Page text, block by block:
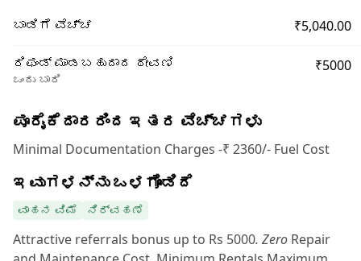
ಬಾಡಿಗೆ ವೆಚ್ಚ ₹5,040.00
ರಿಫಂಡ್ ಮಾಡಬಹುದಾದ ಠೇವಣಿ
ಒಂದು ಬಾರಿ
₹5000
ಪೂರೈಕೆದಾರರಿಂದ ಇತರ ವೆಚ್ಚಗಳು
Minimal Documentation Charges -₹ 2360/- Fuel Cost
ಇವುಗಳನ್ನು ಒಳಗೊಂಡಿದೆ
ವಾಹನ ವಿಮೆ ನಿರ್ವಹಣೆ
Attractive referrals bonus up to Rs 5000. Zero Repair